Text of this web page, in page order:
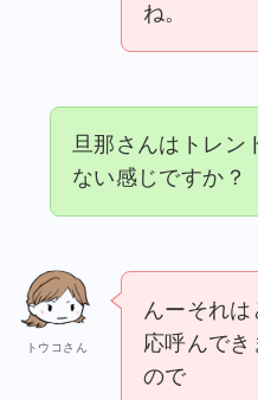
ね。
旦那さんはトレン
ない感じですか？
トウコさん
んーそれ
応呼んでき
ので